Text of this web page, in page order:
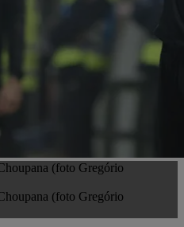
(foto Gregório
(foto Gregório